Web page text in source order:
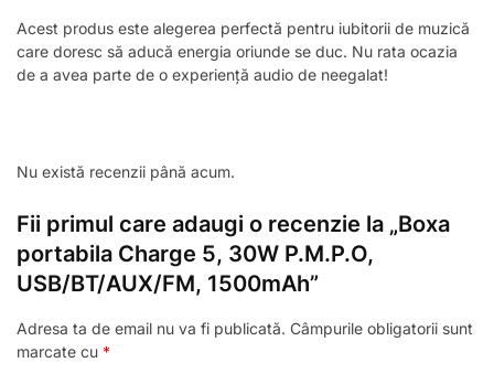
Acest produs este alegerea perfectă pentru iubitorii de muzică
care doresc să aducă energia oriunde se duc. Nu rata ocazia
de a avea parte de o experiență audio de neegalat!
Nu există recenzii până acum.
Fii primul care adaugi o recenzie la „Boxa
portabila Charge 5, 30W P.M.P.O,
USB/BT/AUX/FM, 1500mAh”
Adresa ta de email nu va fi publicată. Câmpurile obligatorii sunt
marcate cu *